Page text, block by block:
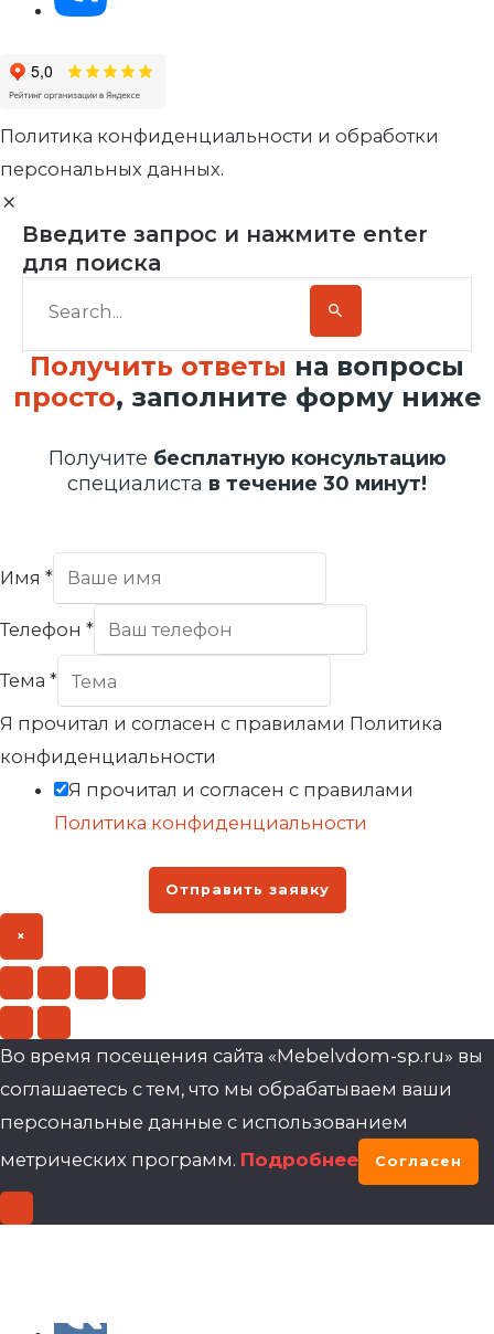
Политика конфиденциальности и обработки
персональных данных.
Введите запрос и нажмите enter
для поиска
Получить ответы на вопросы
просто, заполните форму ниже
Получите бесплатную консультацию
специалиста в течение 30 минут!
Имя *
Телефон *
Тема *
Я прочитал и согласен с правилами Политика
конфиденциальности
Я прочитал и согласен с правилами
Политика конфиденциальности
Отправить заявку
×
Во время посещения сайта «Mebelvdom-sp.ru» вы
соглашаетесь с тем, что мы обрабатываем ваши
персональные данные с использованием
метрических программ. Подробнее Согласен